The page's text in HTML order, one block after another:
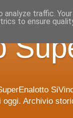
Archivio
traffic.
to ensure